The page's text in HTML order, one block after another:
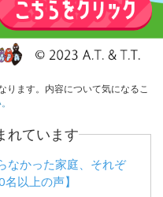
ます。内容について気になるこ
れています
なかった家庭、それぞ
以上の声】